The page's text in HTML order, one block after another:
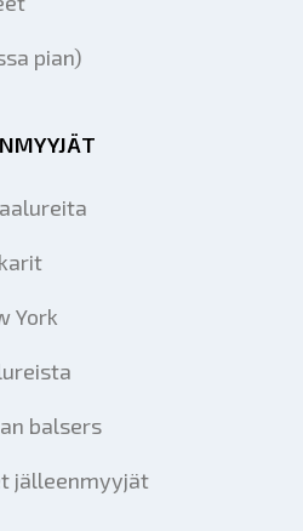
pian)
York
balsers
jälleenmyyjät